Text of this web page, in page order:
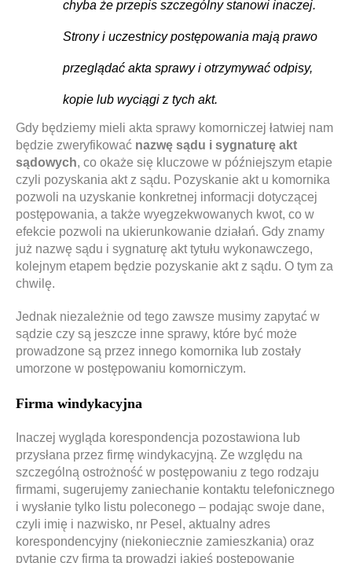
chyba że przepis szczególny stanowi inaczej.
Strony i uczestnicy postępowania mają prawo
przeglądać akta sprawy i otrzymywać odpisy,
kopie lub wyciągi z tych akt.
Gdy będziemy mieli akta sprawy komorniczej łatwiej nam
będzie zweryfikować nazwę sądu i sygnaturę akt
sądowych, co okaże się kluczowe w późniejszym etapie
czyli pozyskania akt z sądu. Pozyskanie akt u komornika
pozwoli na uzyskanie konkretnej informacji dotyczącej
postępowania, a także wyegzekwowanych kwot, co w
efekcie pozwoli na ukierunkowanie działań. Gdy znamy
już nazwę sądu i sygnaturę akt tytułu wykonawczego,
kolejnym etapem będzie pozyskanie akt z sądu. O tym za
chwilę.
Jednak niezależnie od tego zawsze musimy zapytać w
sądzie czy są jeszcze inne sprawy, które być może
prowadzone są przez innego komornika lub zostały
umorzone w postępowaniu komorniczym.
Firma windykacyjna
Inaczej wygląda korespondencja pozostawiona lub
przysłana przez firmę windykacyjną. Ze względu na
szczególną ostrożność w postępowaniu z tego rodzaju
firmami, sugerujemy zaniechanie kontaktu telefonicznego
i wysłanie tylko listu poleconego – podając swoje dane,
czyli imię i nazwisko, nr Pesel, aktualny adres
korespondencyjny (niekoniecznie zamieszkania) oraz
pytanie czy firma ta prowadzi jakieś postępowanie